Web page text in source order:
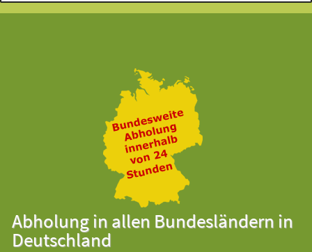
Abholung in allen Bundesländern in
Deutschland